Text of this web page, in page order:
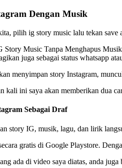
Dengan Musik
pilih ig story music lalu tekan save
Story Music Tanpa Menghapus
juga sebagai status whatsapp
menyimpan story Instagram,
kali ini saya akan memberikan dua
Sebagai Draf
story IG, musik, lagu, dan lirik
gratis di Google Playstore.
ada di video saya diatas, anda